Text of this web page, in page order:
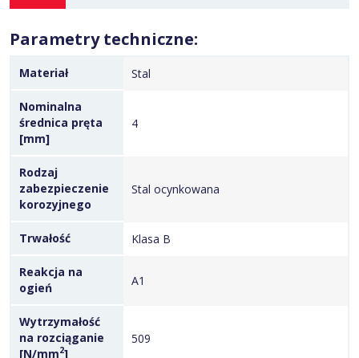
Parametry techniczne:
Materiał Stal
Nominalna
średnica pręta
[mm]
4
Rodzaj
zabezpieczenie
korozyjnego
Stal ocynkowana
Trwałość Klasa B
Reakcja na
ogień
A1
Wytrzymałość
na rozciąganie
[N/mm2]
509